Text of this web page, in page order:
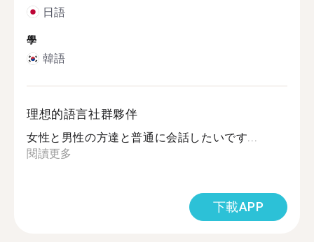
日語
學
韓語
理想的語言社群夥伴
女性と男性の方達と普通に会話したいです...
閱讀更多
下載APP